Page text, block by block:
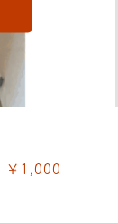
￥1,000